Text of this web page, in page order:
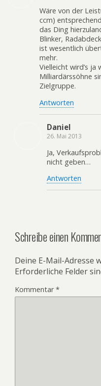
Wäre von der
ccm)
das Ding
Blinker,
ist wesentlich
mehr.
Vielleicht wird’s ja
Milliardärssöhne
Zielgruppe.
Antworten
Daniel
26. Mai 2013
Ja,
nicht geben…
Antworten
Schreibe einen
Deine E-Mail-Adresse
Erforderliche Felder
Kommentar*